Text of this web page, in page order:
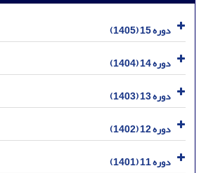
دوره 15 (1405)
دوره 14 (1404)
دوره 13 (1403)
دوره 12 (1402)
دوره 11 (1401)